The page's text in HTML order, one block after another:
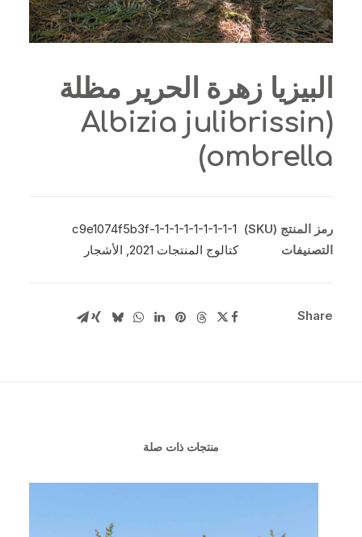
البيزيا زهرة الحرير مظلة
(Albizia julibrissin
ombrella)
رمز المنتج (SKU)
c9e1074f5b3f-1-1-1-1-1-1-1-1-1
التصنيفات
كتالوج المنتجات 2021 , الأشجار
Share
منتجات ذات صلة